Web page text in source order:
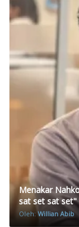
Menakar
sat set sat set"
Oleh:Willian Abib